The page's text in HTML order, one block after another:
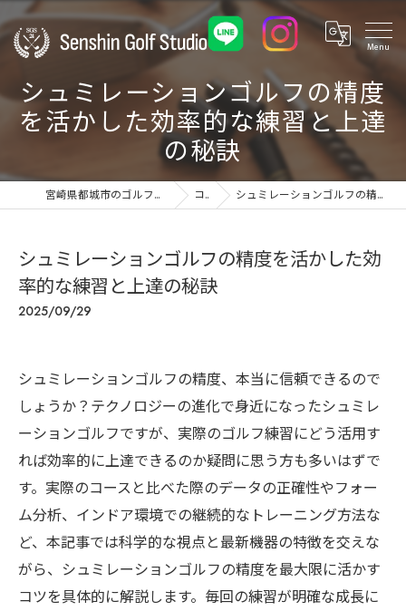
シュミレーションゴルフの精度
を活かした効率的な練習と上達
の秘訣
宮崎県都城市のゴルフ練習場ならSenshin Golf Studio 24 コラム シュミレーションゴルフの精度を活かした効率的な練習と上達の秘訣
シュミレーションゴルフの精度を活かした効
率的な練習と上達の秘訣
2025/09/29
シュミレーションゴルフの精度、本当に信頼できるので
しょうか？テクノロジーの進化で身近になったシュミレ
ーションゴルフですが、実際のゴルフ練習にどう活用す
れば効率的に上達できるのか疑問に思う方も多いはずで
す。実際のコースと比べた際のデータの正確性やフォー
ム分析、インドア環境での継続的なトレーニング方法な
ど、本記事では科学的な視点と最新機器の特徴を交えな
がら、シュミレーションゴルフの精度を最大限に活かす
コツを具体的に解説します。毎回の練習が明確な成長に